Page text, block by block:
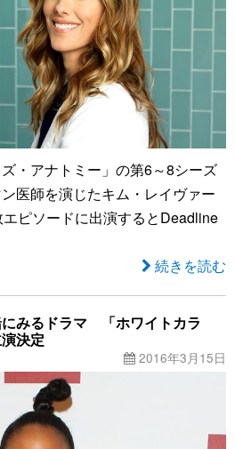
・アナトミー」の第6～8シーズ
医師を演じたキム・レイヴァー
ピソードに出演するとDeadline
続きを読む
みるドラマ 「ホワイトカラ
決定
2016年3月15日